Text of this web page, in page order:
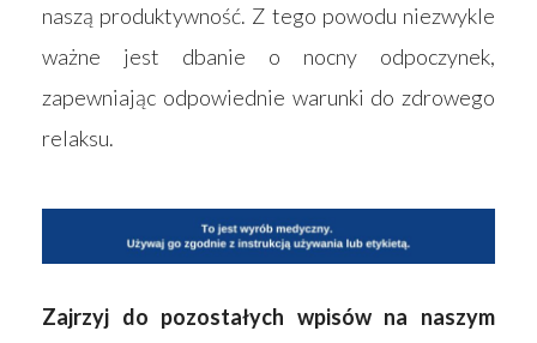
naszą produktywność. Z tego powodu niezwykle
ważne jest dbanie o nocny odpoczynek,
zapewniając odpowiednie warunki do zdrowego
relaksu.
Zajrzyj do pozostałych wpisów na naszym